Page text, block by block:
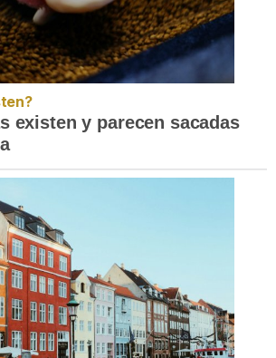
existen y parecen sacadas